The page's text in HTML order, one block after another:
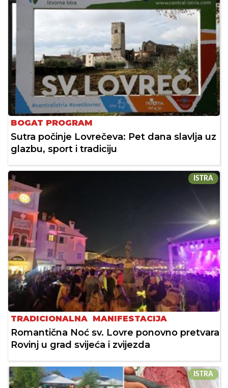
BOGAT PROGRAM
Sutra počinje Lovrečeva: Pet dana slavlja uz
glazbu, sport i tradiciju
ISTRA
TRADICIONALNA MANIFESTACIJA
Romantična Noć sv. Lovre ponovno pretvara
Rovinj u grad svijeća i zvijezda
ISTRA